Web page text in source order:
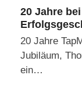
20 Jahre
20 Jahre
Jubiläum,
ein…